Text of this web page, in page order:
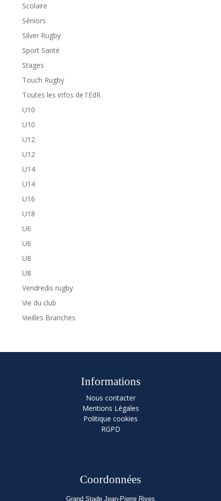
Scolaire
Séniors
Silver Rugby
Sport Santé
Stages
Touch Rugby
Toutes les infos de l'EdR
U10
U10
U12
U12
U14
U14
U16
U18
U6
U6
U8
U8
Vendredis rugby
Vie du club
Vieilles Branches
Informations
Nous contacter
Mentions Légales
Politique cookies
RGPD
Coordonnées
Grand Stade Jean-Pierre Rives